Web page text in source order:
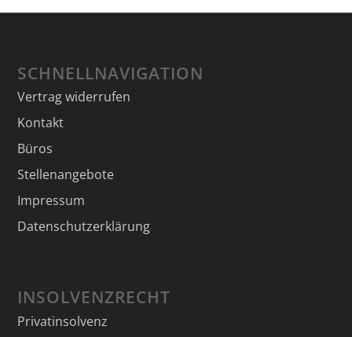
SCHNELLNAVIGATION
Vertrag widerrufen
Kontakt
Büros
Stellenangebote
Impressum
Datenschutzerklärung
INSOLVENZRECHT
Privatinsolvenz